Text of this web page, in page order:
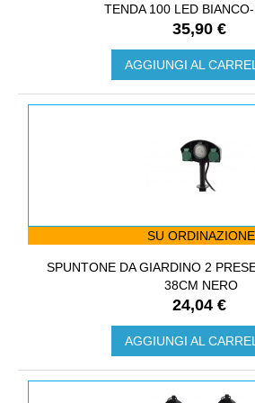
TENDA 100 LED
35,90 €
AGGIUNGI AL
SU ORDINAZIONE
SPUNTONE DA GIARDINO 2
38CM NERO
24,04 €
AGGIUNGI AL